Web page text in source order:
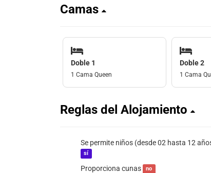
Camas
Doble 1
1 Cama Queen
Doble 2
1 Cama
Reglas del Alojamiento
Se permite niños (desde 02 hasta 12
sí
Proporciona cunas no